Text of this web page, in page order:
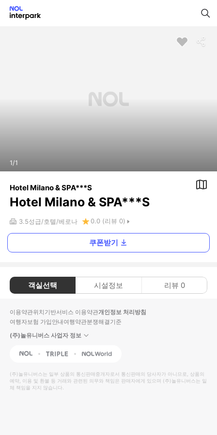
1/1
Hotel Milano & SPA***S
Hotel Milano & SPA***S
3.5성급 호텔 베로나 0.0 (리뷰 0)
쿠폰받기
객실선택 시설정보 리뷰 0
이용약관위치기반서비스 이용약관개인정보 처리방침
여행자보험 가입안내여행약관분쟁해결기준
(주)놀유니버스 사업자 정보
NOL Triple Interpark Global
(주)놀유니버스는 일부 상품의 통신판매중개자로서 통신판매의 당사자가 아니므로, 상품의
예약, 이용 및 환불 등 거래와 관련된 의무와 책임은 판매자에게 있으며 (주)놀유니버스는 일
체 책임을 지지 않습니다.